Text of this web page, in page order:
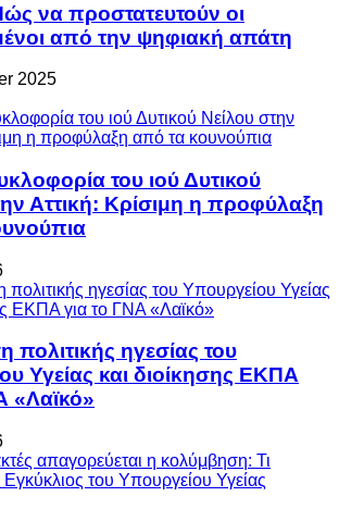
να προστατευτούν οι
από την ψηφιακή απάτη
2025
του ιού Δυτικού
Αττική: Κρίσιμη η προφύλαξη
πολιτικής ηγεσίας του
Υγείας και διοίκησης ΕΚΠΑ
«Λαϊκό»